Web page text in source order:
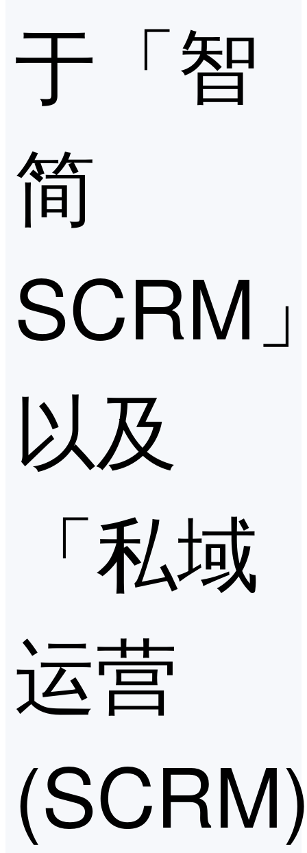
于「智
简
SCRM
以及
「私域
运营